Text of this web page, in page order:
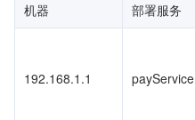
机器 部署服务
192.168.1.1 payService